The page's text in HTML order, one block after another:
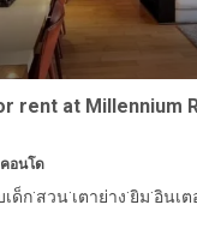
rent at Millennium
คอนโด
ด็ก·สวน·เตาย่าง·ยิม·อินเต